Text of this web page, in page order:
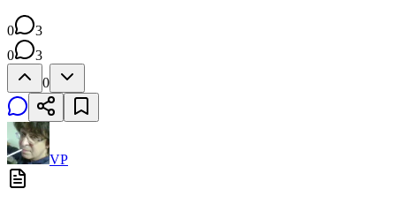
0
3
0
3
0
VP